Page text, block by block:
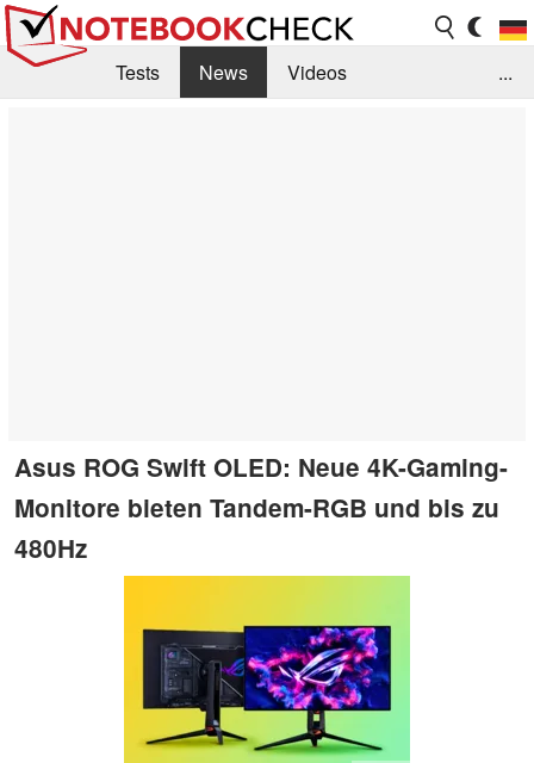
Tests News
Videos
...
Asus ROG Swift OLED: Neue 4K-Gaming-
Monitore bieten Tandem-RGB und bis zu
480Hz